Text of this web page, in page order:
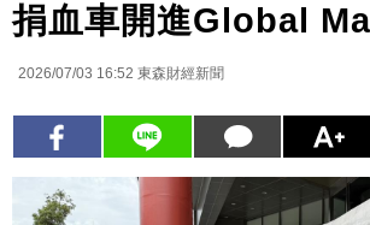
捐血車開進Global
2026/07/03 16:52 東森財經新聞